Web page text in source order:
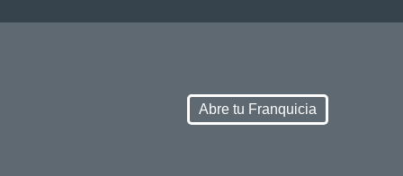
Abre tu Franquicia